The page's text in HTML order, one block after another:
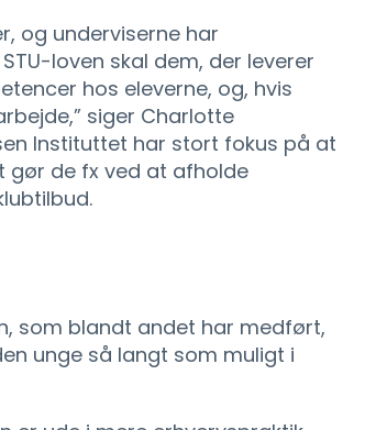
og underviserne har
loven skal dem, der leverer
hos eleverne, og, hvis
siger Charlotte
Instituttet har stort fokus på at
gør de fx ved at afholde
som blandt andet har medført,
unge så langt som muligt i